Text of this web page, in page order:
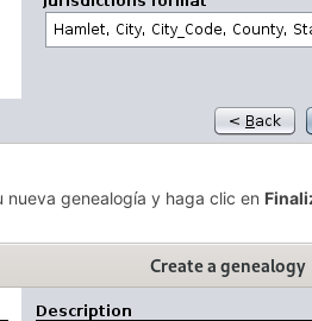
genealogía y haga clic en